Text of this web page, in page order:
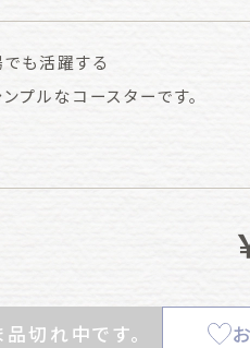
も活躍する
プルなコースターです。
切れ中です。